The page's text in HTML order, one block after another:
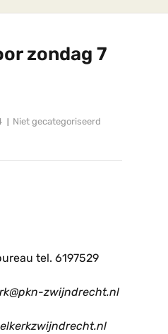
zondag 7
Niet gecategoriseerd
tel. 6197529
zwijndrecht.nl